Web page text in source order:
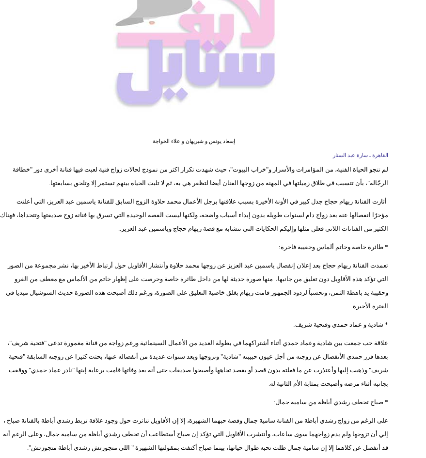
إسعاد يونس و شيريهان و علاء الخواجة
القاهرة ـ سارة عبد الستار
لم تنجو الحياة الفنية، من المؤامرات والأسرار و"خراب البيوت"، حيث شهدت تكرار اكثر من نموذج لحالات زواج فنية لعبت فيها فنانة أخرى دور "خطافة
الرجّالة"، بأن تتسبب في طلاق زميلتها في المهنة من زوجها الفنان أيضا لتظفر هي به، ثم لا تلبث الحياة بينهم تستمر إلا وتلحق بسابقتها.
أثارت الفنانة ريهام حجاج جدل كبير في الأونة الأخيرة بسبب علاقتها برجل الأعمال محمد حلاوة الزوج السابق للفنانة ياسمين عبد العزيز، التي أعلنت
مؤخرًا انفصالها عنه بعد زواج دام لسنوات طويلة بدون إبداء أسباب واضحة، ولكنها ليست القصة الوحيدة التي تسرق بها فنانة زوج صديقتها وتتحداها، فهناك
الكثير من الفنانات اللاتي فعلن مثلها وإليكم الحكايات التي تتشابه مع قصة ريهام حجاج وياسمين عبد العزيز..
* طائرة خاصة وخاتم ألماس وحقيبة فاخرة:
تعمدت الفنانة ريهام حجاج بعد إعلان إنفصال ياسمين عبد العزيز عن زوجها محمد حلاوة وأنتشار الأقاويل حول أرتباط الأخير بها، نشر مجموعة من الصور
التي تؤكد هذه الأقاويل دون تعليق من جانبها، منها صورة حديثة لها من داخل طائرة خاصة وحرصت على إظهار خاتم من الألماس مع معطف من الفرو
وحقيبة يد باهظة الثمن، وتحسباً لردود الجمهور قامت ريهام بغلق خاصية التعليق على الصورة، ورغم ذلك أصبحت هذه الصورة حديث السوشيال ميديا في
الفترة الأخيرة.
* شادية و عماد حمدي وفتحية شريف:
علاقة حب جمعت بين شادية وعماد حمدي أثناء أشتراكهما في بطولة العديد من الأعمال السينمائية ورغم زواجه من فنانة مغمورة تدعى "فتحية شريف"،
بعدها قرر حمدي الأنفصال عن زوجته من أجل عيون حبيبته "شادية" وتزوجها وبعد سنوات عديدة من أنفصاله عنها، بحثت كثيرا عن زوجته السابقة "فتحية
شريف" وذهبت إليها وأعتذرت عن ما فعلته بدون قصد أو بقصد تجاهها وأصبحوا صديقات حتى أنه بعد وفاتها قامت برعاية إبنها "نادر عماد حمدي" ووقفت
بجانبه أثناء مرضه وأصبحت بمثابة الأم الثانية له.
* صباح تخطف رشدي أباظة من سامية جمال:
على الرغم من زواج رشدي أباظة من الفنانة سامية جمال وقصة حبهما الشهيرة، إلا إن الأقاويل تناثرت حول وجود علاقة تربط رشدي أباظة بالفنانة صباح ،
إلي أن تزوجها ولم يدم زواجهما سوى ساعات، وأنتشرت الأقاويل التي تؤكد إن صباح أستطاعت أن تخطف رشدي أباظة من سامية جمال، وعلى الرغم أنه
قد أنفصل عن كلاهما إلا إن سامية جمال ظلت تحبه طوال حياتها، بينما صباح أكتفت بمقولتها الشهيرة " اللي متجوزتش رشدي أباظة متجوزتش".